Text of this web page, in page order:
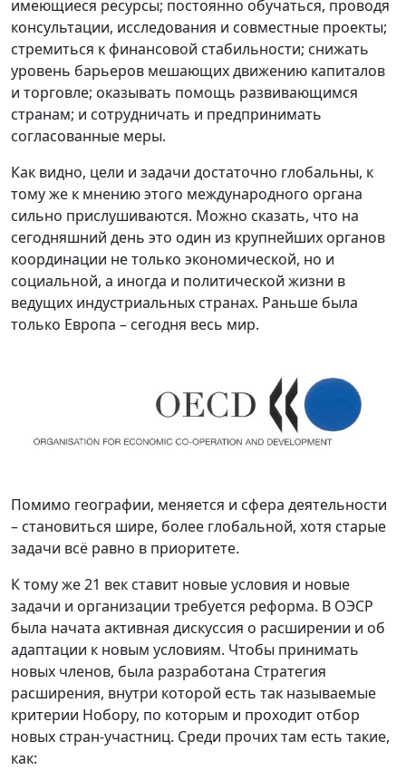
имеющиеся ресурсы; постоянно обучаться, проводя
консультации, исследования и совместные проекты;
стремиться к финансовой стабильности; снижать
уровень барьеров мешающих движению капиталов
и торговле; оказывать помощь развивающимся
странам; и сотрудничать и предпринимать
согласованные меры.
Как видно, цели и задачи достаточно глобальны, к
тому же к мнению этого международного органа
сильно прислушиваются. Можно сказать, что на
сегодняшний день это один из крупнейших органов
координации не только экономической, но и
социальной, а иногда и политической жизни в
ведущих индустриальных странах. Раньше была
только Европа – сегодня весь мир.
Помимо географии, меняется и сфера деятельности
– становиться шире, более глобальной, хотя старые
задачи всё равно в приоритете.
К тому же 21 век ставит новые условия и новые
задачи и организации требуется реформа. В ОЭСР
была начата активная дискуссия о расширении и об
адаптации к новым условиям. Чтобы принимать
новых членов, была разработана Стратегия
расширения, внутри которой есть так называемые
критерии Нобору, по которым и проходит отбор
новых стран-участниц. Среди прочих там есть такие,
как: